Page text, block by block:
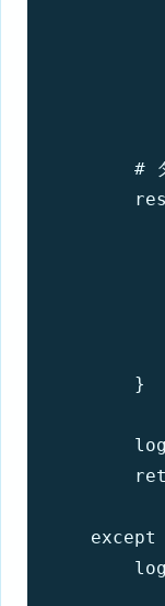
#
        }
except